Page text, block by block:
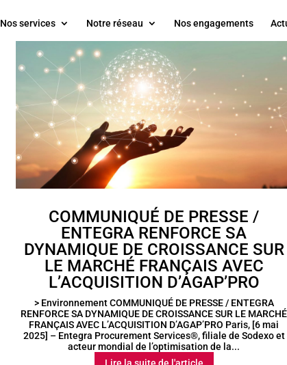
Nos services Notre réseau Nos engagements
COMMUNIQUÉ DE PRESSE /
ENTEGRA RENFORCE SA
DYNAMIQUE DE CROISSANCE SUR
LE MARCHÉ FRANÇAIS AVEC
L’ACQUISITION D’AGAP’PRO
> Environnement COMMUNIQUÉ DE PRESSE / ENTEGRA
RENFORCE SA DYNAMIQUE DE CROISSANCE SUR LE MARCHÉ
FRANÇAIS AVEC L’ACQUISITION D’AGAP’PRO Paris, [6 mai
2025] – Entegra Procurement Services®, filiale de Sodexo et
acteur mondial de l’optimisation de la...